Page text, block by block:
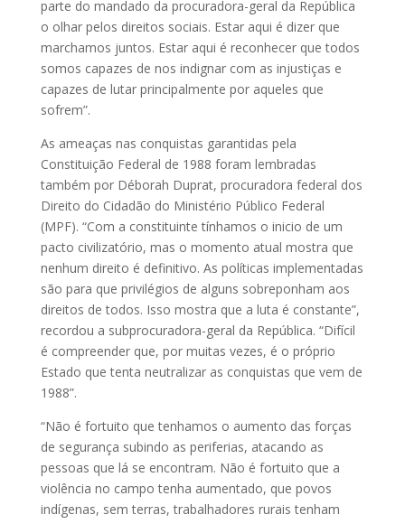
parte do mandado da procuradora-geral da República
o olhar pelos direitos sociais. Estar aqui é dizer que
marchamos juntos. Estar aqui é reconhecer que todos
somos capazes de nos indignar com as injustiças e
capazes de lutar principalmente por aqueles que
sofrem”.
As ameaças nas conquistas garantidas pela
Constituição Federal de 1988 foram lembradas
também por Déborah Duprat, procuradora federal dos
Direito do Cidadão do Ministério Público Federal
(MPF). “Com a constituinte tínhamos o inicio de um
pacto civilizatório, mas o momento atual mostra que
nenhum direito é definitivo. As políticas implementadas
são para que privilégios de alguns sobreponham aos
direitos de todos. Isso mostra que a luta é constante”,
recordou a subprocuradora-geral da República. “Difícil
é compreender que, por muitas vezes, é o próprio
Estado que tenta neutralizar as conquistas que vem de
1988”.
“Não é fortuito que tenhamos o aumento das forças
de segurança subindo as periferias, atacando as
pessoas que lá se encontram. Não é fortuito que a
violência no campo tenha aumentado, que povos
indígenas, sem terras, trabalhadores rurais tenham